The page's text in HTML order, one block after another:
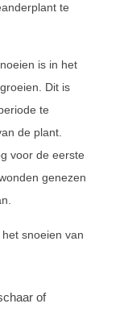
te
is in het
Dit is
te
de plant.
voor de eerste
genezen
snoeien van
of